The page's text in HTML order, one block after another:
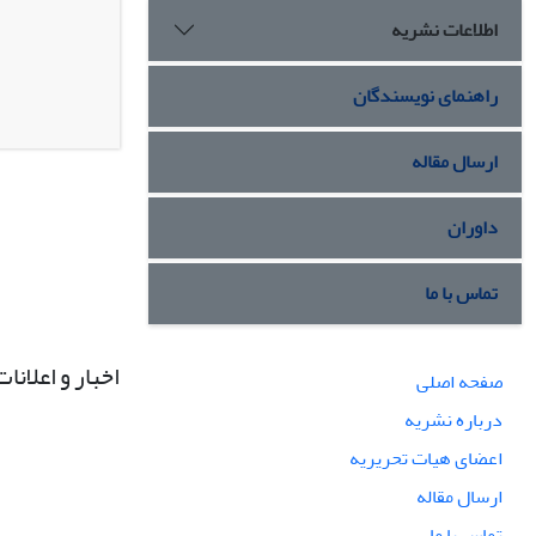
اطلاعات نشریه
راهنمای نویسندگان
ارسال مقاله
داوران
تماس با ما
صفحه اصلی
درباره نشریه
اعضای هیات تحریریه
ارسال مقاله
اخبار و